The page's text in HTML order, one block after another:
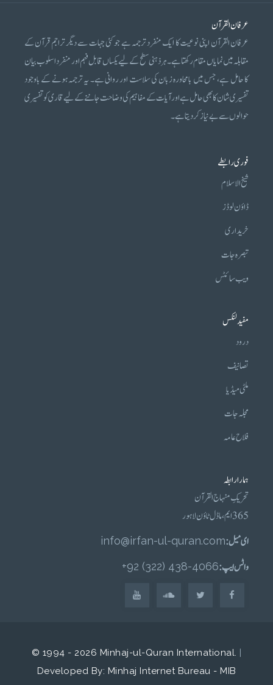
عرفان القرآن
عرفان القرآن اپنی نوعیت کا ایک منفرد ترجمہ ہے جو کئی جہات سے دیگر تراجم قرآن کے
مقابلہ میں نمایاں مقام رکھتا ہے۔ ہر ذہنی سطح کے لیے یکساں قابل فہم اور منفرد اسلوب بیان
کا حامل ہے، جس میں بامحاورہ زبان کی سلاست اور روانی ہے۔ یہ ترجمہ ہونے کے باوجود
تفسیری شان کا بھی حامل ہے اور آیات کے مفاہیم کی وضاحت جاننے کے لیے قاری کو تفسیری
حوالوں سے بے نیاز کر دیتا ہے۔
فوری رابطے
شیخ الاسلام
ڈاؤن لوڈز
خریداری
تبصرہ جات
ویب سائٹس
مفید لنکس
درود
تصانیف
ملٹی میڈیا
مجلہ جات
فلاح عامہ
ہمارا رابطہ
تحریکِ منہاج القرآن
365 ایم، ماڈل ٹاؤن لاہور
ای میل :info@irfan-ul-quran.com
واٹس ایپ :4066-438 (322) 92+
© 1994 - 2026 Minhaj-ul-Quran International.
|
Developed By: Minhaj Internet Bureau - MIB